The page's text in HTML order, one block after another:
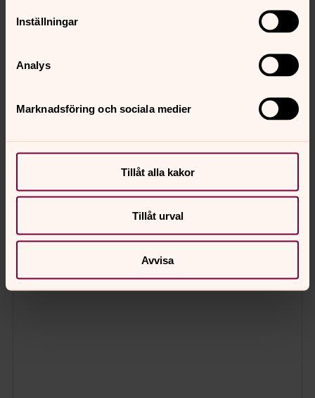
Inställningar
Analys
Marknadsföring och sociala medier
Tillåt alla kakor
Tillåt urval
Avvisa